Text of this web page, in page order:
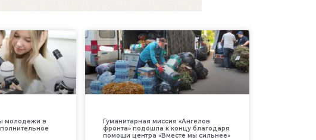
молодежи в
Гуманитарная миссия «Ангелов
фронта» подошла к концу благодаря
помощи центра «Вместе мы сильнее»